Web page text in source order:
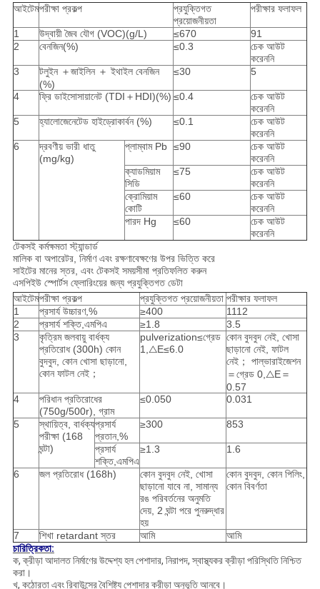
আইটেমপরীক্ষা প্রকল্প
প্রযুক্তিগত
প্রয়োজনীয়তা
পরীক্ষার ফলাফল
1 উদ্বায়ী জৈব যৌগ (VOC)(g/L) ≤670
91
2
বেনজিন(%) ≤0.3
চেক আউট
করেননি
3
টলুইন ＋জাইলিন ＋ ইথাইল বেনজিন
(%)
≤30 5
4 ফ্রি ডাইসোসায়ানেট (TDI＋HDI)(%) ≤0.4
চেক আউট
করেননি
5
হ্যালোজেনেটেড হাইড্রোকার্বন (%) ≤0.1
চেক আউট
করেননি
6
দ্রবণীয় ভারী ধাতু
(mg/kg)
প্লাম্বাম Pb ≤90
চেক আউট
করেননি
ক্যাডমিয়াম
সিডি
≤75
চেক আউট
করেননি
ক্রোমিয়াম
কোটি
≤60
চেক আউট
করেননি
পারদ Hg
≤60
চেক আউট
করেননি
টেকসই কর্মক্ষমতা স্ট্যান্ডার্ড
মালিক বা অপারেটর, নির্মাণ এবং রক্ষণাবেক্ষণের উপর ভিত্তি করে
সাইটের মানের স্তর, এবং টেকসই সময়সীমা প্রতিফলিত করুন
এসপিইউ স্পোর্টস ফ্লোরিংয়ের জন্য প্রযুক্তিগত ডেটা
আইটেমপরীক্ষা প্রকল্প প্রযুক্তিগত প্রয়োজনীয়তা পরীক্ষার ফলাফল
1
প্রসার্য উচ্চারণ,% ≥400
1112
2
প্রসার্য শক্তি,এমপিএ ≥1.8
3.5
3
কৃত্রিম জলবায়ু বার্ধক্য
প্রতিরোধ (300h) কোন
বুদবুদ, কোন খোসা ছাড়ানো,
কোন ফাটল নেই；
pulverization≤গ্রেড
1,△E≤6.0
কোন বুদবুদ নেই, খোসা
ছাড়ানো নেই, ফাটল
নেই； পাল্ভারাইজেশন
＝গ্রেড 0,△E＝
0.57
4
পরিধান প্রতিরোধের
(750g/500r), গ্রাম
≤0.050 0.031
5
স্থায়িত্ব, বার্ধক্য
পরীক্ষা (168
ঘন্টা)
প্রসার্য
প্রতান,%
≥300 853
প্রসার্য
শক্তি,এমপিএ
≥1.3 1.6
6 জল প্রতিরোধ (168h)
কোন বুদবুদ নেই, খোসা
ছাড়ানো যাবে না, সামান্য
রঙ পরিবর্তনের অনুমতি
দেয়, 2 ঘন্টা পরে পুনরুদ্ধার
হয়
কোন বুদবুদ, কোন পিলিং,
কোন বিবর্ণতা
7 শিখা retardant স্তর আমি
আমি
চারিত্রিকতা:
ক, ক্রীড়া আদালত নির্মাণের উদ্দেশ্য হল পেশাদার, নিরাপদ, স্বাস্থ্যকর ক্রীড়া পরিস্থিতি নিশ্চিত
করা।
খ, কঠোরতা এবং রিবাউন্সের বৈশিষ্ট্য পেশাদার ক্রীড়া অনুভূতি আনবে।